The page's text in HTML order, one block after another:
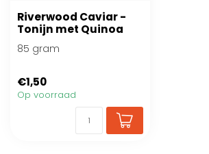
Riverwood Caviar -
Tonijn met Quinoa
85 gram
€1,50
Op voorraad